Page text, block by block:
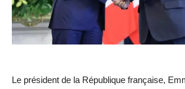
Le président de la République française,